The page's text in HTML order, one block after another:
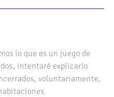
lo que es un juego de
intentaré explicarlo
voluntariamente,